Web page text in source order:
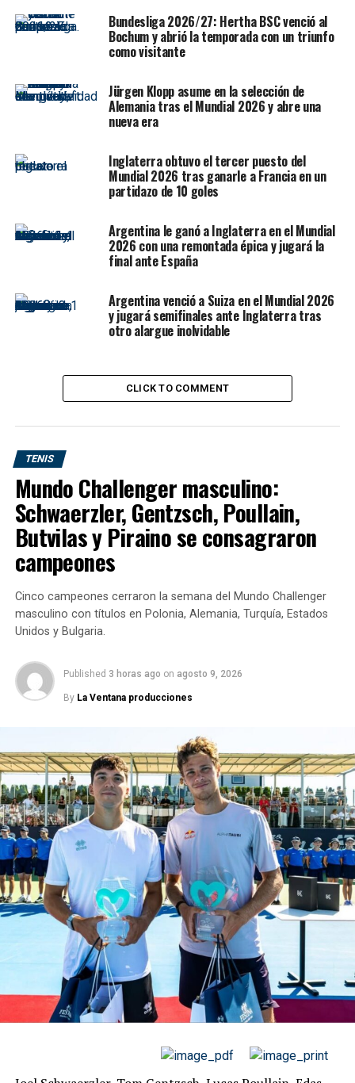
Good morning from the
North Sea in Storm
pic.twitter.com/zQkAT51ZWp
2020
En Irlanda, unos 10.000 hogares, negocios y
combinación de mareas altas, marejadas y tormenta
planteaba un riesgo significativo de inundaciones en la
costa, especialmente en el oeste y noroeste del país,
según advirtió la agencia meteorológica irlandesa, Met
Eireann.
London Heathrow.- El día de
hoy los pilotos de este
Boeing 777 de British
Airways hicieron un "toque
y despegue" por las
condiciones de pista
húmeda y ráfagas de la
tormenta
BigJetTV)
pic.twitter.com/theOuwFklM
— Conrado Aviación ✈ (@Conradoaviacion)
2020
ferroviaria alemana, Deutsche Bahn, anunció la
cancelación de trenes de larga distancia a los destinos
con más riesgo por la tormenta, como Emden y
Norddeich en el extremo noroccidental de Alemania, la
ciudad norteña de Kiel y la isla de Sylt, en el Mar del
Norte.
Si la decisión sobre la suspensión de la liga de los Países
Bajos (entre los encuentros aplazados, el Utrecht-Ajax) y
la de Bélgica se produjo el día anterior, el sábado, en
cambio en Premier y Bundesliga la misma ha tenido
lugar horas antes de los encuentros. Las ráfagas de
viento en el norte de Europa pueden llegar en las
próximas horas a los 140 kilómetros por hora.
El Borussia Mönchengladbach, 4º de la Bundesliga,
contra el Colonia (13º), que estaba previsto para las
Bundesliga 2026/27: Hertha BSC venció al
Bochum y abrió la temporada con un triunfo
como visitante
Jürgen Klopp asume en la selección de
Alemania tras el Mundial 2026 y abre una
nueva era
Inglaterra obtuvo el tercer puesto del
Mundial 2026 tras ganarle a Francia en un
partidazo de 10 goles
Argentina le ganó a Inglaterra en el Mundial
2026 con una remontada épica y jugará la
final ante España
Argentina venció a Suiza en el Mundial 2026
y jugará semifinales ante Inglaterra tras
otro alargue inolvidable
CLICK TO COMMENT
TENIS
Mundo Challenger masculino:
Schwaerzler, Gentzsch, Poullain,
Butvilas y Piraino se consagraron
campeones
Cinco campeones cerraron la semana del Mundo Challenger
masculino con títulos en Polonia, Alemania, Turquía, Estados
Unidos y Bulgaria.
Published 3 horas ago on agosto 9, 2026
By La Ventana producciones